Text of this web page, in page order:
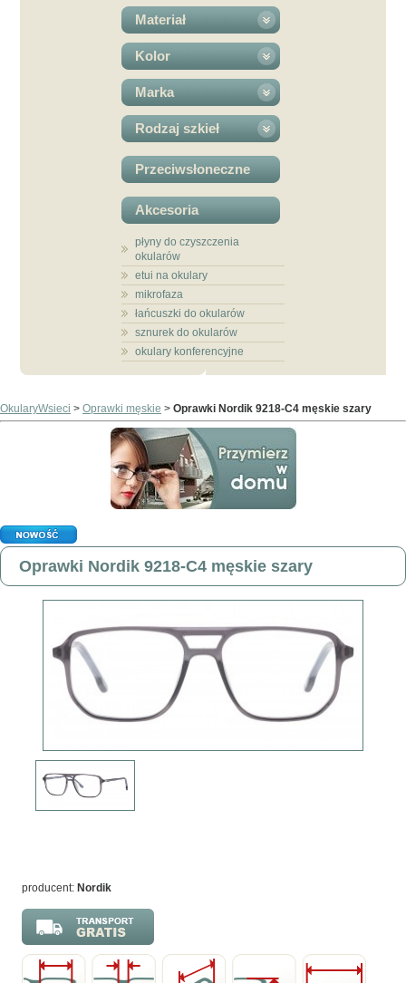
Materiał
Kolor
Marka
Rodzaj szkieł
Przeciwsłoneczne
Akcesoria
płyny do czyszczenia
okularów
etui na okulary
mikrofaza
łańcuszki do okularów
sznurek do okularów
okulary konferencyjne
OkularyWsieci > Oprawki męskie > Oprawki Nordik 9218-C4 męskie szary
Oprawki Nordik 9218-C4 męskie szary
producent: Nordik